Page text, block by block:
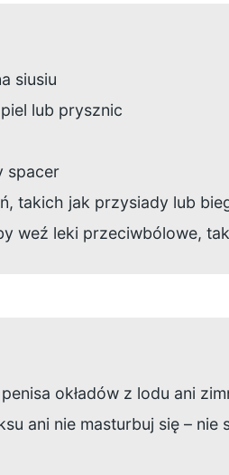
siusiu
lub prysznic
spacer
takich jak przysiady lub
weź leki przeciwbólowe,
penisa okładów z lodu ani
ani nie masturbuj się –